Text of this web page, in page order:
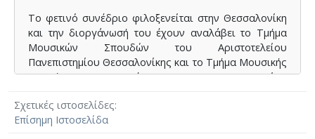
Το φετινό συνέδριο φιλοξενείται στην Θεσσαλονίκη
και την διοργάνωσή του έχουν αναλάβει το Τμήμα
Μουσικών Σπουδών του Αριστοτελείου
Πανεπιστημίου Θεσσαλονίκης και το Τμήμα Μουσικής
Επιστήμης και Τέχνης του Πανεπιστημίου
μουσικές αντανακλάσεις, αναλυτικές θεωρήσεις και
κριτικοί αναστοχασμοί» και με αφορμή το επετειακό
Σχετικές ιστοσελίδες
Επίσημη Ιστοσελίδα